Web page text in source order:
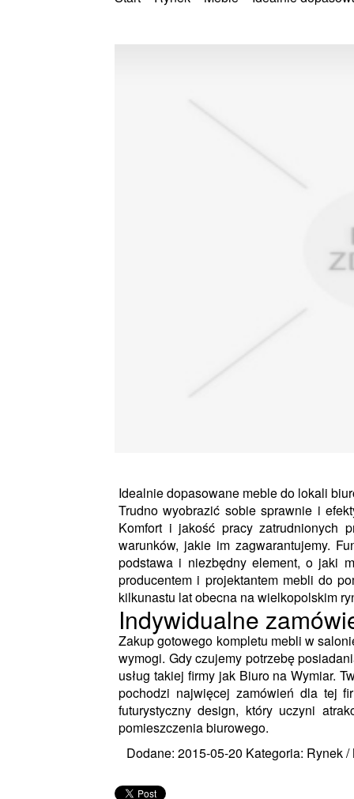
Idealnie dopasowane meble do lokali
Trudno wyobrazić sobie sprawnie i
Komfort i jakość pracy zatrudnionych
warunków, jakie im zagwarantujemy.
podstawa i niezbędny element, o jaki
producentem i projektantem mebli do
kilkunastu lat obecna na wielkopolskim
Indywidualne
Zakup gotowego kompletu mebli w
wymogi. Gdy czujemy potrzebę
usług takiej firmy jak Biuro na Wymiar.
pochodzi najwięcej zamówień dla tej
futurystyczny design, który uczyni
pomieszczenia biurowego.
Dodane: 2015-05-20 Kategoria: Rynek /